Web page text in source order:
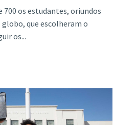
700 os estudantes, oriundos
que escolheram o
os...